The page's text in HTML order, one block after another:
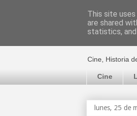
El
Cine, Historia
Cine
lunes, 25 de
This site
are shared
statistics,